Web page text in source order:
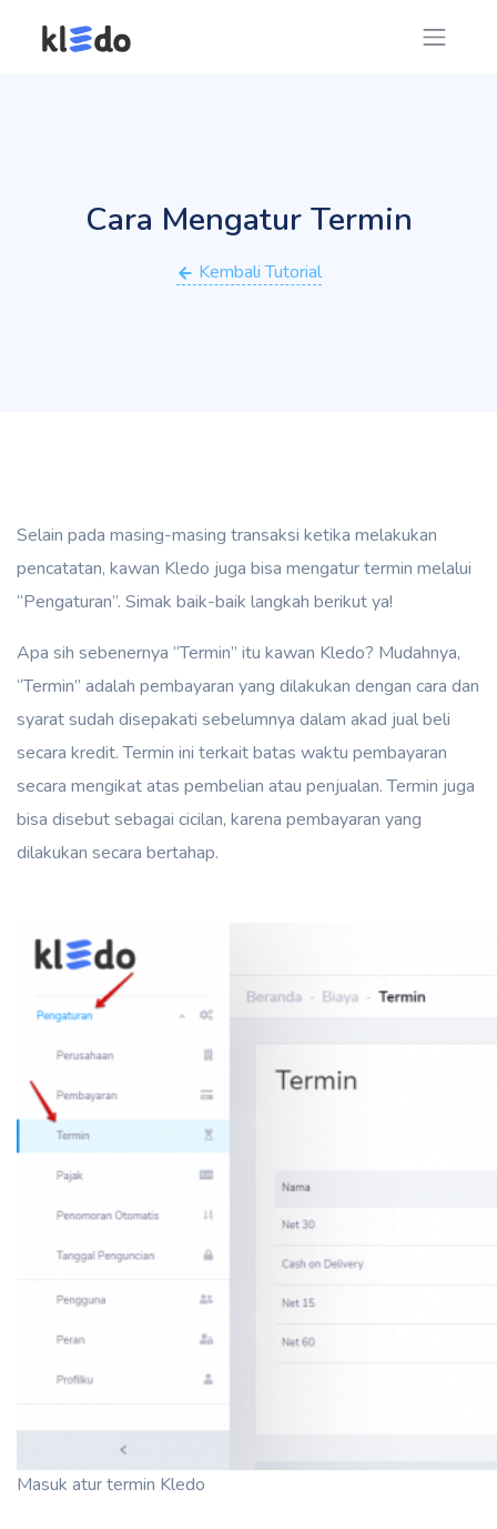
Cara Mengatur Termin
Kembali Tutorial
Selain pada masing-masing transaksi ketika melakukan
pencatatan, kawan Kledo juga bisa mengatur termin melalui
“Pengaturan”. Simak baik-baik langkah berikut ya!
Apa sih sebenernya “Termin” itu kawan Kledo? Mudahnya,
“Termin” adalah pembayaran yang dilakukan dengan cara dan
syarat sudah disepakati sebelumnya dalam akad jual beli
secara kredit. Termin ini terkait batas waktu pembayaran
secara mengikat atas pembelian atau penjualan. Termin juga
bisa disebut sebagai cicilan, karena pembayaran yang
dilakukan secara bertahap.
Masuk atur termin Kledo